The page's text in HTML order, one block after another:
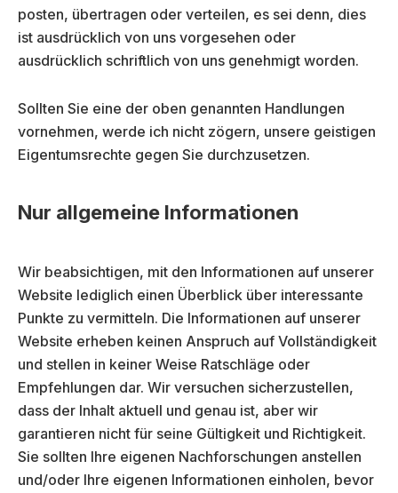
posten, übertragen oder verteilen, es sei denn, dies
ist ausdrücklich von uns vorgesehen oder
ausdrücklich schriftlich von uns genehmigt worden.
Sollten Sie eine der oben genannten Handlungen
vornehmen, werde ich nicht zögern, unsere geistigen
Eigentumsrechte gegen Sie durchzusetzen.
Nur allgemeine Informationen
Wir beabsichtigen, mit den Informationen auf unserer
Website lediglich einen Überblick über interessante
Punkte zu vermitteln. Die Informationen auf unserer
Website erheben keinen Anspruch auf Vollständigkeit
und stellen in keiner Weise Ratschläge oder
Empfehlungen dar. Wir versuchen sicherzustellen,
dass der Inhalt aktuell und genau ist, aber wir
garantieren nicht für seine Gültigkeit und Richtigkeit.
Sie sollten Ihre eigenen Nachforschungen anstellen
und/oder Ihre eigenen Informationen einholen, bevor